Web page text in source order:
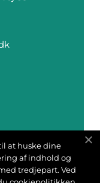
at huske dine
af indhold og
tredjepart. Ved